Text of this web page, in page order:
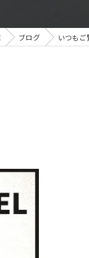
ブログ いつもご